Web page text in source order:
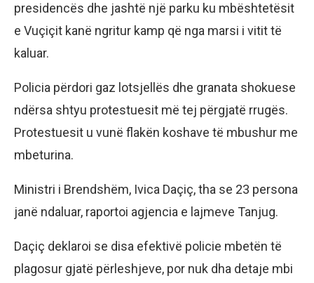
presidencës dhe jashtë një parku ku mbështetësit
e Vuçiçit kanë ngritur kamp që nga marsi i vitit të
kaluar.
Policia përdori gaz lotsjellës dhe granata shokuese
ndërsa shtyu protestuesit më tej përgjatë rrugës.
Protestuesit u vunë flakën koshave të mbushur me
mbeturina.
Ministri i Brendshëm, Ivica Daçiç, tha se 23 persona
janë ndaluar, raportoi agjencia e lajmeve Tanjug.
Daçiç deklaroi se disa efektivë policie mbetën të
plagosur gjatë përleshjeve, por nuk dha detaje mbi